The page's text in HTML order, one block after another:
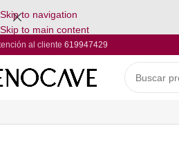
Skip to navigation
Skip to main content
al cliente 619947429